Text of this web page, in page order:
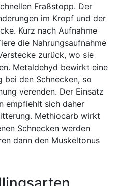
Fraßstopp. Der
im Kropf und der
Kurz nach Aufnahme
die Nahrungsaufnahme
zurück, wo sie
Metaldehyd bewirkt eine
bei den Schnecken, so
verenden. Der Einsatz
empfiehlt sich daher
Methiocarb wirkt
Schnecken werden
dann den Muskeltonus